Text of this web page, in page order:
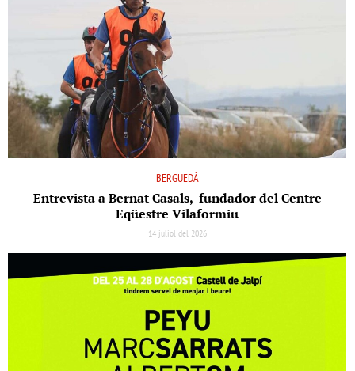
BERGUEDÀ
Entrevista a Bernat Casals, fundador del Centre
Eqüestre Vilaformiu
14 juliol del 2026